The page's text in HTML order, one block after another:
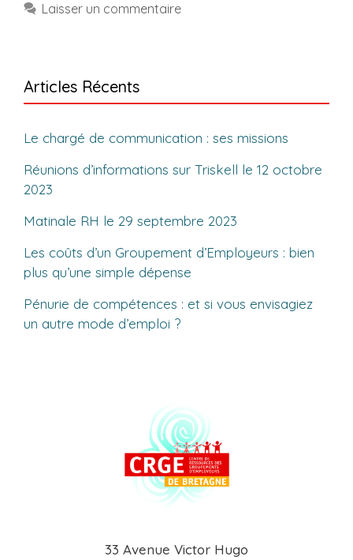
Laisser un commentaire
Articles Récents
Le chargé de communication : ses missions
Réunions d’informations sur Triskell le 12 octobre
2023
Matinale RH le 29 septembre 2023
Les coûts d’un Groupement d’Employeurs : bien
plus qu’une simple dépense
Pénurie de compétences : et si vous envisagiez
un autre mode d’emploi ?
33 Avenue Victor Hugo